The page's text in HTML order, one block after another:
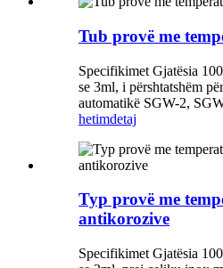
Tub provë me
Specifikimet Gjatësia
se 3ml, i përshtatshëm
automatikë SGW-2,
hetimdetaj
Typ provë me
antikorozive
Specifikimet Gjatësia